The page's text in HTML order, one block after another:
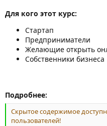
Для кого этот курс:
Стартап
Предприниматели
Желающие открыть
Собственники бизнеса
Подробнее:
Скрытое содержимое
пользователей!